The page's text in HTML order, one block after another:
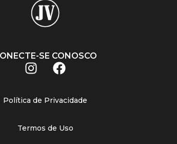
SE CONOSCO
Política de Privacidade
Termos de Uso